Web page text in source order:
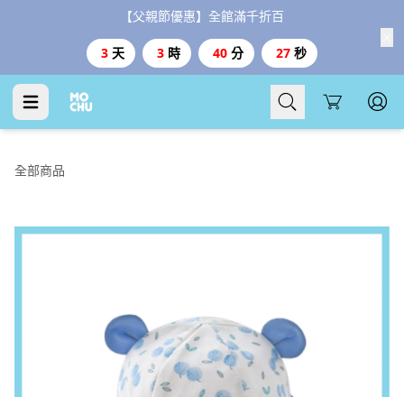
【父親節優惠】全館滿千折百
3 天 3 時 40 分 27 秒
Cart
全部商品